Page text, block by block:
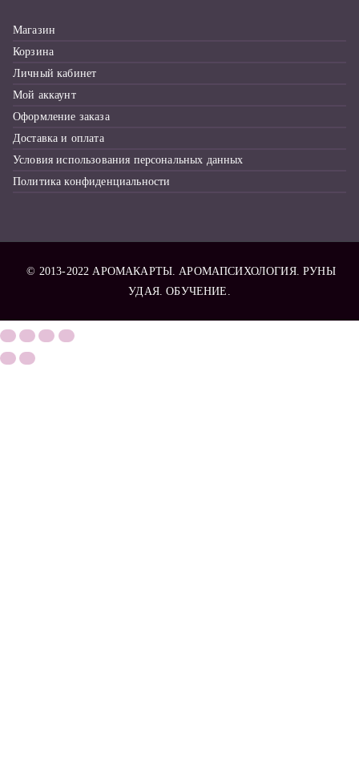
Магазин
Корзина
Личный кабинет
Мой аккаунт
Оформление заказа
Доставка и оплата
Условия использования персональных данных
Политика конфиденциальности
© 2013-2022АРОМАКАРТЫ. АРОМАПСИХОЛОГИЯ. РУНЫ
УДАЯ. ОБУЧЕНИЕ.